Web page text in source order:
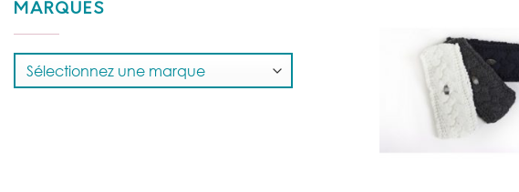
MARQUES